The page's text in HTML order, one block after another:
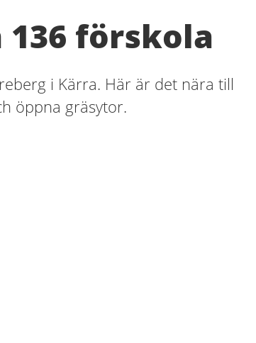
136 förskola
i Kärra. Här är det nära till
öppna gräsytor.